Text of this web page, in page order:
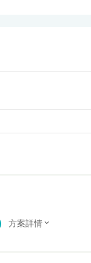
方案詳情